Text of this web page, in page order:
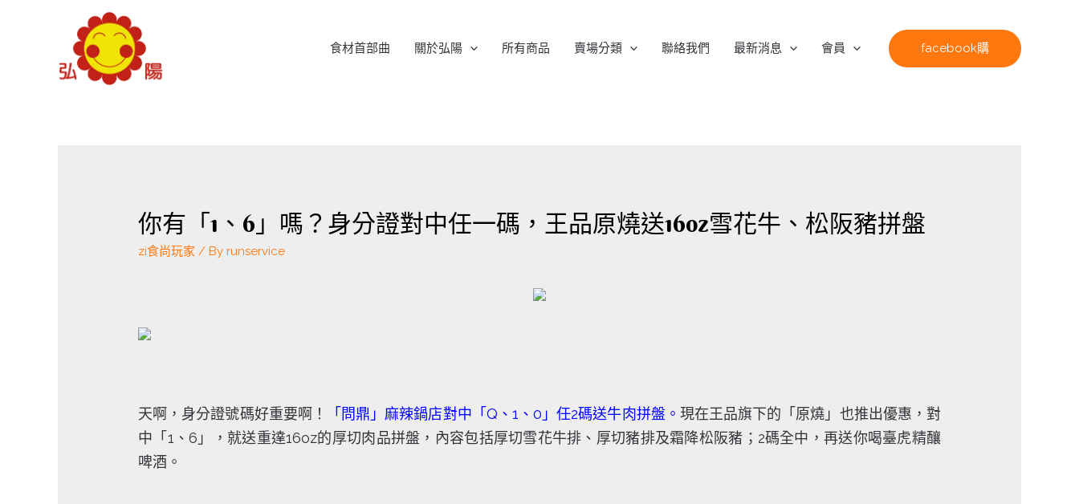
食材首部曲 關於弘陽 所有商品 賣場分類 聯絡我們 最新消息 會員 facebook購
你有「1、6」嗎？身分證對中任一碼，王品原燒送16oz雪花牛、松阪豬拼盤
zi食尚玩家 / Byrunservice
天啊，身分證號碼好重要啊！ 「問鼎」麻辣鍋店對中「Q、1、0」任2碼送牛肉拼盤。 現在王品旗下的「原燒」也推出優惠，對
中「1、6」，就送重達16oz的厚切肉品拼盤，內容包括厚切雪花牛排、厚切豬排及霜降松阪豬；2碼全中，再送你喝臺虎精釀
啤酒。